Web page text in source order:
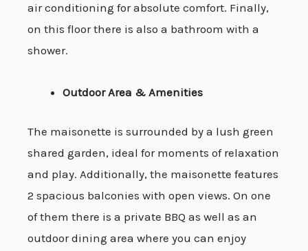
air conditioning for absolute comfort. Finally,
on this floor there is also a bathroom with a
shower.
Outdoor Area & Amenities
The maisonette is surrounded by a lush green
shared garden, ideal for moments of relaxation
and play. Additionally, the maisonette features
2 spacious balconies with open views. On one
of them there is a private BBQ as well as an
outdoor dining area where you can enjoy